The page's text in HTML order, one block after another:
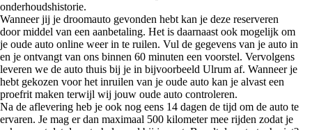
onderhoudshistorie.
Wanneer jij je droomauto gevonden hebt kan je deze reserveren
door middel van een aanbetaling. Het is daarnaast ook mogelijk om
je oude auto online weer in te ruilen. Vul de gegevens van je auto in
en je ontvangt van ons binnen 60 minuten een voorstel. Vervolgens
leveren we de auto thuis bij je in bijvoorbeeld Ulrum af. Wanneer je
hebt gekozen voor het inruilen van je oude auto kan je alvast een
proefrit maken terwijl wij jouw oude auto controleren.
Na de aflevering heb je ook nog eens 14 dagen de tijd om de auto te
ervaren. Je mag er dan maximaal 500 kilometer mee rijden zodat je